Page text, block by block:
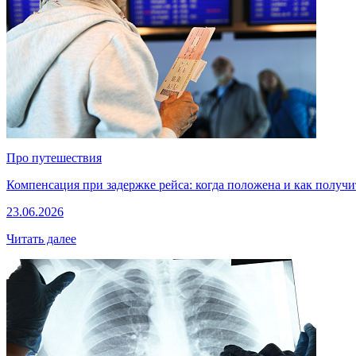
Про путешествия
Компенсация при задержке рейса: когда положена и как
23.06.2026
Читать далее